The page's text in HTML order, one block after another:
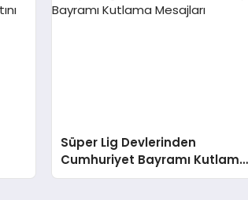
Süper Lig Devlerinden
Cumhuriyet Bayramı Kutlama
Mesajları